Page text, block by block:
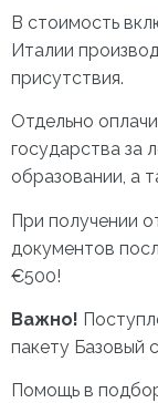
В стоимость
Италии
присутствия.
Отдельно
государства за
образовании, а
При получении
документов
€500!
Важно!
пакету Базовый
Помощь в